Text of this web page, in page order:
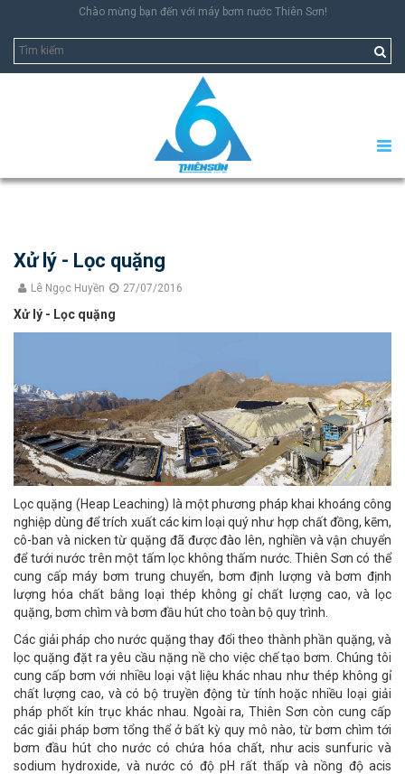
Chào mừng bạn đến với máy bơm nước Thiên Sơn!
Xử lý - Lọc quặng
Lê Ngọc Huyền 27/07/2016
Xử lý - Lọc quặng
Lọc quặng (Heap Leaching) là một phương pháp khai khoáng công
nghiệp dùng để trích xuất các kim loại quý như hợp chất đồng, kẽm,
cô-ban và nicken từ quặng đã được đào lên, nghiền và vận chuyển
để tưới nước trên một tấm lọc không thấm nước. Thiên Sơn có thể
cung cấp máy bơm trung chuyển, bơm định lượng và bơm định
lượng hóa chất bằng loại thép không gỉ chất lượng cao, và lọc
quặng, bơm chìm và bơm đầu hút cho toàn bộ quy trình.
Các giải pháp cho nước quặng thay đổi theo thành phần quặng, và
lọc quặng đặt ra yêu cầu nặng nề cho việc chế tạo bơm. Chúng tôi
cung cấp bơm với nhiều loại vật liệu khác nhau như thép không gỉ
chất lượng cao, và có bộ truyền động từ tính hoặc nhiều loại giải
pháp phốt kín trục khác nhau. Ngoài ra, Thiên Sơn còn cung cấp
các giải pháp bơm tổng thể ở bất kỳ quy mô nào, từ bơm chìm tới
bơm đầu hút cho nước có chứa hóa chất, như acis sunfuric và
sodium hydroxide, và nước có độ pH rất thấp và nồng độ acis